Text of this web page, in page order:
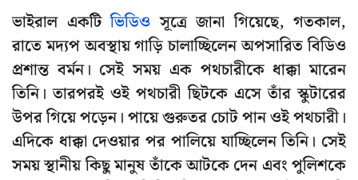
ভাইরাল একটিভিডিও সূত্রে জানা গিয়েছে, গতকাল,
রাতে মদ্যপ অবস্থায় গাড়ি চালাচ্ছিলেন অপসারিত বিডিও
প্রশান্ত বর্মন। সেই সময় এক পথচারীকে ধাক্কা মারেন
তিনি। তারপরই ওই পথচারী ছিটকে এসে তাঁর স্কুটারের
উপর গিয়ে পড়েন। পায়ে গুরুতর চোট পান ওই পথচারী।
এদিকে ধাক্কা দেওয়ার পর পালিয়ে যাচ্ছিলেন তিনি। সেই
সময় স্থানীয় কিছু মানুষ তাঁকে আটকে দেন এবং পুলিশকে